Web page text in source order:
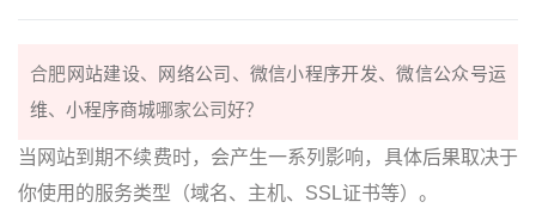
合肥网站建设、 网络公司 、 微信小程序开发、微信公众号运
维、 小程序商城哪家公司好？
当网站到期不续费时，会产生一系列影响，具体后果取决于
你使用的服务类型（域名、主机、SSL证书等）。